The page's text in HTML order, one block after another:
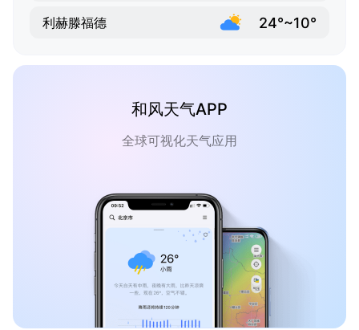
利赫滕福德 24°~10°
和风天气APP
全球可视化天气应用